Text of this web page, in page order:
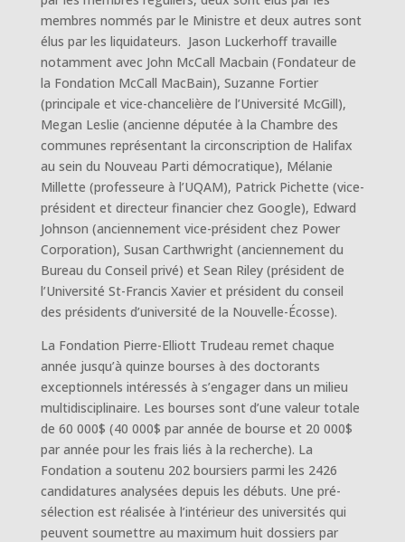
membres nommés par le Ministre et deux autres sont
élus par les liquidateurs. Jason Luckerhoff travaille
notamment avec John McCall Macbain (Fondateur de
la Fondation McCall MacBain), Suzanne Fortier
(principale et vice-chancelière de l’Université McGill),
Megan Leslie (ancienne députée à la Chambre des
communes représentant la circonscription de Halifax
au sein du Nouveau Parti démocratique), Mélanie
Millette (professeure à l’UQAM), Patrick Pichette (vice-
président et directeur financier chez Google), Edward
Johnson (anciennement vice-président chez Power
Corporation), Susan Carthwright (anciennement du
Bureau du Conseil privé) et Sean Riley (président de
l’Université St-Francis Xavier et président du conseil
des présidents d’université de la Nouvelle-Écosse).
La Fondation Pierre-Elliott Trudeau remet chaque
année jusqu’à quinze bourses à des doctorants
exceptionnels intéressés à s’engager dans un milieu
multidisciplinaire. Les bourses sont d’une valeur totale
de 60 000$ (40 000$ par année de bourse et 20 000$
par année pour les frais liés à la recherche). La
Fondation a soutenu 202 boursiers parmi les 2426
candidatures analysées depuis les débuts. Une pré-
sélection est réalisée à l’intérieur des universités qui
peuvent soumettre au maximum huit dossiers par